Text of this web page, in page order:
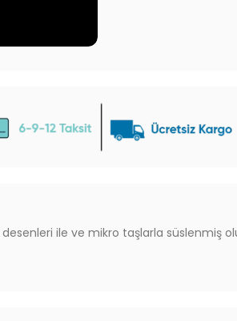
ile ve mikro taşlarla süslenmiş